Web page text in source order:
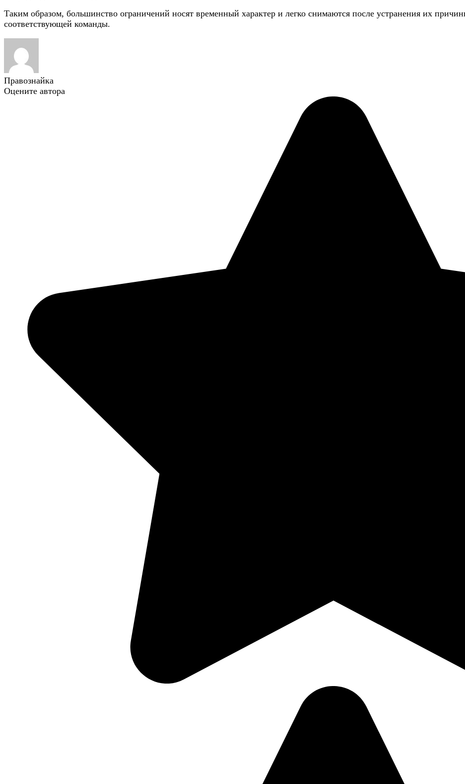
Таким образом, большинство ограничений носят временный характер и легко снимаются после устранения их
соответствующей команды.
Правознайка
Оцените автора